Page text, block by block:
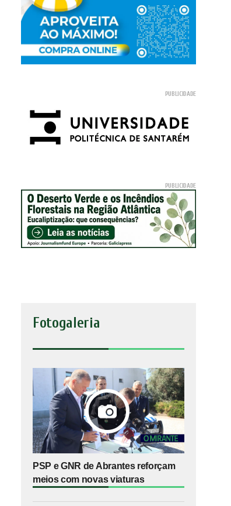
Fotogaleria
PSP e GNR de Abrantes reforçam
meios com novas viaturas